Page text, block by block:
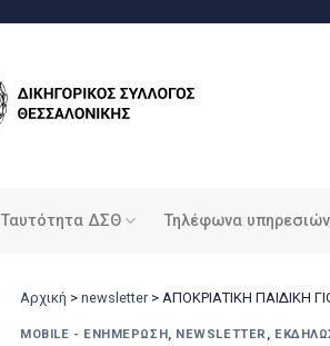
Ταυτότητα ΔΣΘ Τηλέφωνα υπηρεσιών
Αρχική > newsletter > ΑΠΟΚΡΙΑΤΙΚΗ ΠΑΙΔΙΚΗ
MOBILE - ΕΝΗΜΈΡΩΣΗ, NEWSLETTER ,